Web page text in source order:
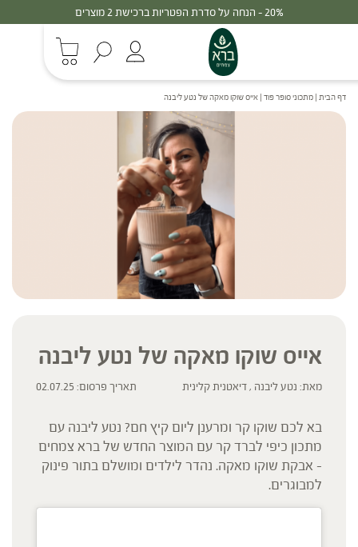
30% - הנחה על סדרת הפטריות ברכישת 3 מוצרים
דף הבית | מתכוני סופר פוד | אייס שוקו מאקה של נטע ליבנה
אייס שוקו מאקה של נטע ליבנה
מאת: נטע ליבנה , דיאטנית קלינית תאריך פרסום: 02.07.25
בא לכם שוקו קר ומרענן ליום קיץ חם? נטע ליבנה עם
מתכון כיפי לברד קר עם המוצר החדש של ברא צמחים
– אבקת שוקו מאקה. נהדר לילדים ומושלם בתור פינוק
למבוגרים.